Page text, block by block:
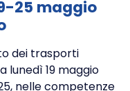
25 maggio
dei trasporti
lunedì 19 maggio
nelle competenze